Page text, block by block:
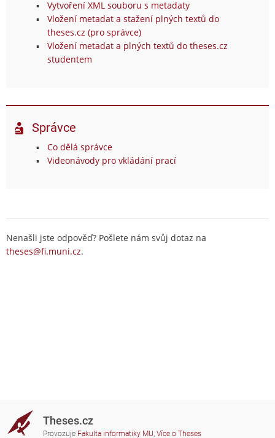
Vytvoření XML souboru s metadaty
Vložení metadat a stažení plných textů do
theses.cz (pro správce)
Vložení metadat a plných textů do theses.cz
studentem
Správce
Co dělá správce
Videonávody pro vkládání prací
Nenašli jste odpověď? Pošlete nám svůj dotaz na
theses@fi.muni.cz.
Theses.cz
Provozuje Fakulta informatiky MU, Více o Theses